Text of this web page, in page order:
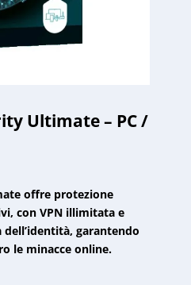
Ultimate – PC /
offre protezione
con VPN illimitata e
garantendo
le minacce online.